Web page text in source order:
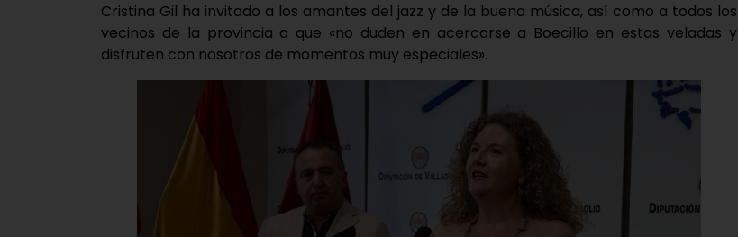
Cristina Gil ha invitado a los amantes del jazz y de la buena música, así como a todos los
vecinos de la provincia a que «no duden en acercarse a Boecillo en estas veladas y
disfruten con nosotros de momentos muy especiales».